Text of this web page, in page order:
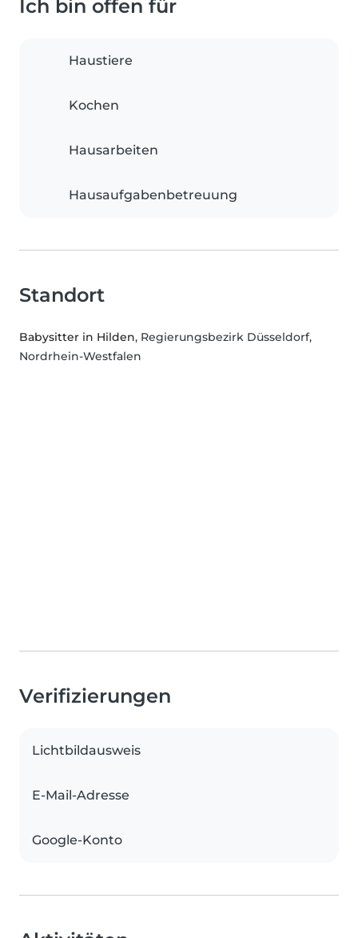
Ich bin offen für
Haustiere
Kochen
Hausarbeiten
Hausaufgabenbetreuung
Standort
Babysitter in Hilden, Regierungsbezirk Düsseldorf,
Nordrhein-Westfalen
Verifizierungen
Lichtbildausweis
E-Mail-Adresse
Google-Konto